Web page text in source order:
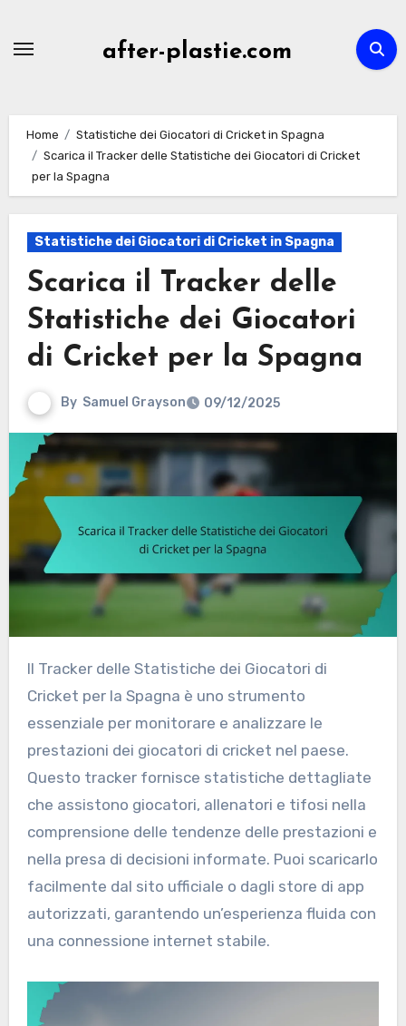
after-plastie.com
Home
Statistiche dei Giocatori di Cricket in Spagna
Scarica il Tracker delle Statistiche dei Giocatori di Cricket
per la Spagna
Statistiche dei Giocatori di Cricket in Spagna
Scarica il Tracker delle
Statistiche dei Giocatori
di Cricket per la Spagna
By Samuel Grayson 09/12/2025
Il Tracker delle Statistiche dei Giocatori di
Cricket per la Spagna è uno strumento
essenziale per monitorare e analizzare le
prestazioni dei giocatori di cricket nel paese.
Questo tracker fornisce statistiche dettagliate
che assistono giocatori, allenatori e tifosi nella
comprensione delle tendenze delle prestazioni e
nella presa di decisioni informate. Puoi scaricarlo
facilmente dal sito ufficiale o dagli store di app
autorizzati, garantendo un’esperienza fluida con
una connessione internet stabile.